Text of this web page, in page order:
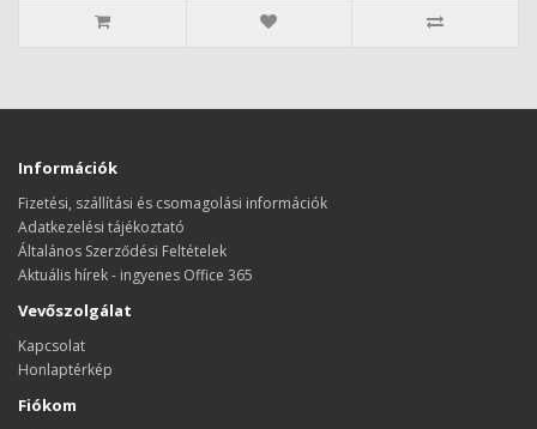
Információk
Fizetési, szállítási és csomagolási információk
Adatkezelési tájékoztató
Általános Szerződési Feltételek
Aktuális hírek - ingyenes Office 365
Vevőszolgálat
Kapcsolat
Honlaptérkép
Fiókom